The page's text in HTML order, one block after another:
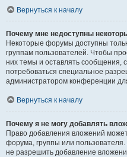
Вернуться к началу
Почему мне недоступны
Некоторые форумы доступны
группам пользователей. Чтобы
них темы и оставлять сообщения,
потребоваться специальное
администратором конференции
Вернуться к началу
Почему я не могу добавлять
Право добавления вложений
форума, группы или
не разрешить добавление